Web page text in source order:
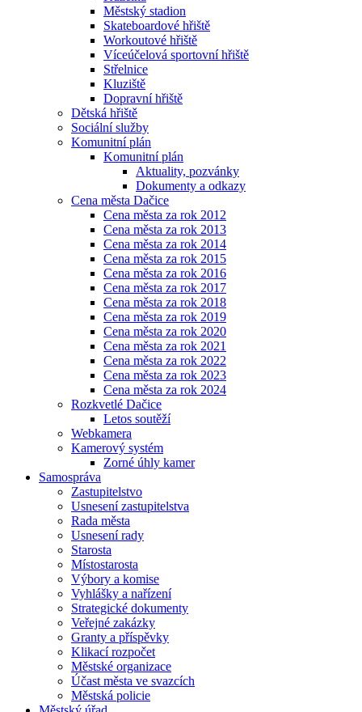
Městský stadion
Skateboardové hřiště
Workoutové hřiště
Víceúčelová sportovní hřiště
Střelnice
Kluziště
Dopravní hřiště
Dětská hřiště
Sociální služby
Komunitní plán
Komunitní plán
Aktuality, pozvánky
Dokumenty a odkazy
Cena města Dačice
Cena města za rok 2012
Cena města za rok 2013
Cena města za rok 2014
Cena města za rok 2015
Cena města za rok 2016
Cena města za rok 2017
Cena města za rok 2018
Cena města za rok 2019
Cena města za rok 2020
Cena města za rok 2021
Cena města za rok 2022
Cena města za rok 2023
Cena města za rok 2024
Rozkvetlé Dačice
Letos soutěží
Webkamera
Kamerový systém
Zorné úhly kamer
Samospráva
Zastupitelstvo
Usnesení zastupitelstva
Rada města
Usnesení rady
Starosta
Místostarosta
Výbory a komise
Vyhlášky a nařízení
Strategické dokumenty
Veřejné zakázky
Granty a příspěvky
Klikací rozpočet
Městské organizace
Účast města ve svazcích
Městská policie